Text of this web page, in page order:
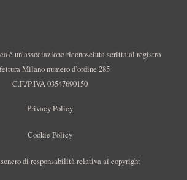
è un’associazione riconosciuta scritta al registro
Milano numero d’ordine 285
C.F./P.IVA 03547690150
Privacy Policy
Cookie Policy
di responsabilità relativa ai copyright